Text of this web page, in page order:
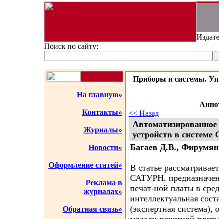
Поиск по сайту:
На главную»
Контакты»
Журналы»
Новости»
Оформление статей»
Реклама в
журналах»
Обратная связь»
Приборы и системы.
<< Назад
устройств в
Багаев Д.В.,
В статье
САТУРН,
печат-ной платы в
интеллектуальная
(экспертная система),